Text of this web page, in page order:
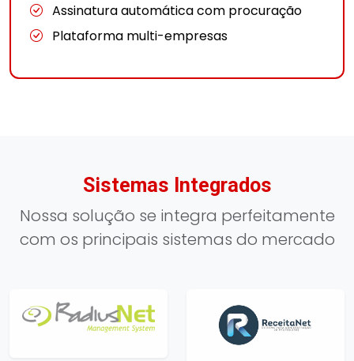
Assinatura automática com procuração
Plataforma multi-empresas
Sistemas Integrados
Nossa solução se integra perfeitamente
com os principais sistemas do mercado